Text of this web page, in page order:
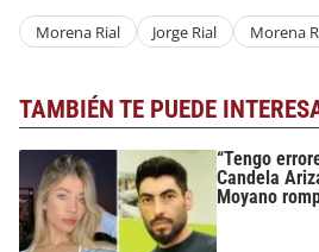
Morena Rial Jorge Rial Morena
TAMBIÉN TE PUEDE
“Tengo
Candela
Moyano